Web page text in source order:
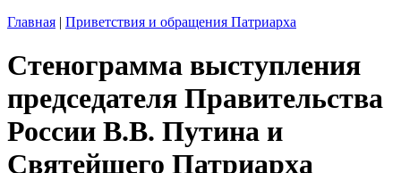
Главная | Приветствия и обращения Патриарха
Стенограмма выступления
председателя Правительства
России В.В. Путина и
Святейшего Патриарха